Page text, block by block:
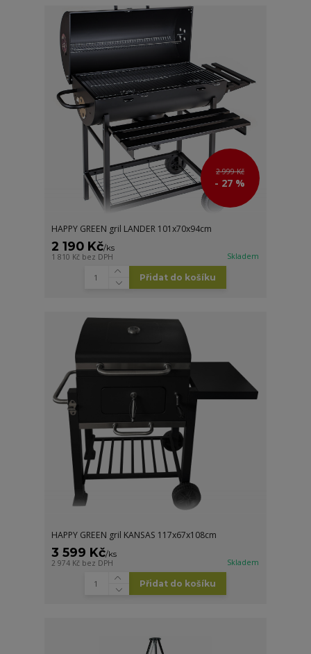
2 999 Kč
- 27 %
HAPPY GREEN gril LANDER 101x70x94cm
2 190 Kč/ks
1 810 Kč bez DPH Skladem
Přidat do košíku
HAPPY GREEN gril KANSAS 117x67x108cm
3 599 Kč/ks
2 974 Kč bez DPH Skladem
Přidat do košíku